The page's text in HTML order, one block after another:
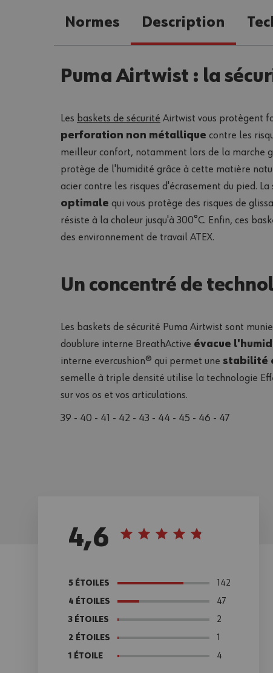
Normes Description
Puma Airtwist : la
Les baskets de sécurité Airtwist vous protègent
perforation non métallique contre les
meilleur confort, notamment lors de la marche
protège de l'humidité grâce à cette matière
acier contre les risques d'écrasement du pied.
optimale qui vous protège des risques de
résiste à la chaleur jusqu'à 300°C. Enfin, ces
des environnement de travail ATEX.
Un concentré de
Les baskets de sécurité Puma Airtwist sont
doublure interne BreathActive évacue
interne evercushion® qui permet une stabilité
semelle à triple densité utilise la technologie
sur vos os et vos articulations.
39 - 40 - 41 - 42 - 43 - 44 - 45 - 46 - 47
4,6
5 ÉTOILES 142
4 ÉTOILES 47
3 ÉTOILES 2
2 ÉTOILES 1
1 ÉTOILE 4